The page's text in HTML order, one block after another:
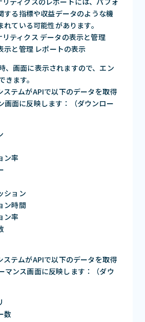
する指標や収益データのような機
れている可能性があります。
ティクス データの表示と管理
示と管理 レポートの表示
、画面に表示されますので、エン
きます。
テムがAPIで以下のデータを取得
画面に反映します：（ダウンロー
ン率
ション
ン時間
ン率
テムがAPIで以下のデータを取得
マンス画面に反映します：（ダウ
数